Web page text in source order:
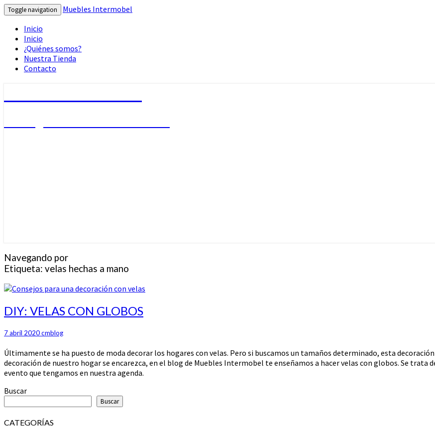
Toggle navigation
Muebles Intermobel
Inicio
Inicio
¿Quiénes somos?
Nuestra Tienda
Contacto
Navegando por
Etiqueta: velas hechas a mano
DIY:
VELAS
GLOBOS
DIY: VELAS CON GLOBOS
7 abril 2020cmblog
Últimamente se ha puesto de moda decorar los hogares con velas. Pero si buscamos un tamaños determinado, esta
decoración de nuestro hogar se encarezca, en el blog de Muebles Intermobel te enseñamos a hacer velas con globos. Se
evento que tengamos en nuestra agenda.
Buscar
Buscar
CATEGORÍAS